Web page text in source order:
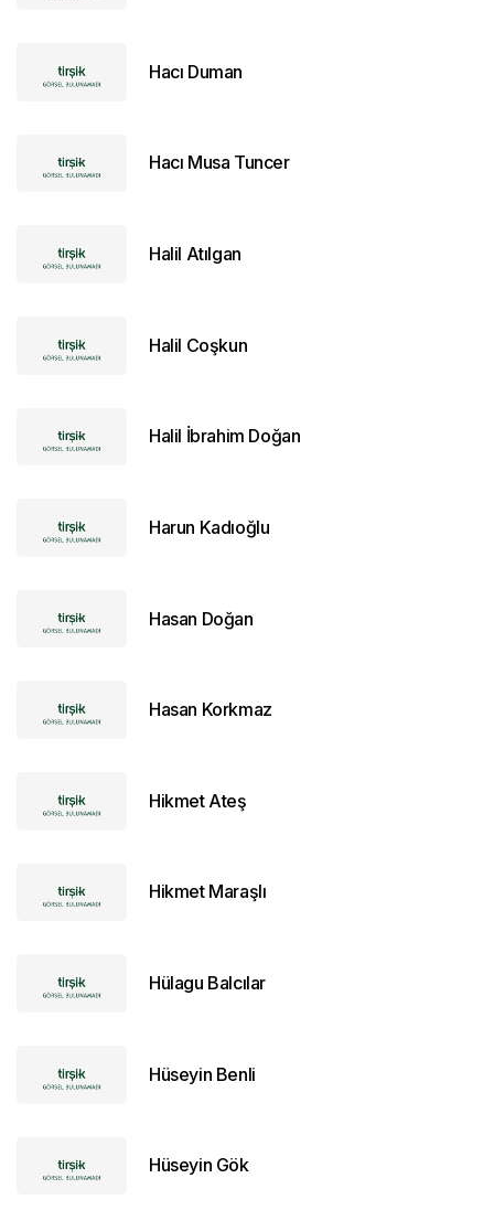
Hacı Duman
Hacı Musa Tuncer
Halil Atılgan
Halil Coşkun
Halil İbrahim Doğan
Harun Kadıoğlu
Hasan Doğan
Hasan Korkmaz
Hikmet Ateş
Hikmet Maraşlı
Hülagu Balcılar
Hüseyin Benli
Hüseyin Gök